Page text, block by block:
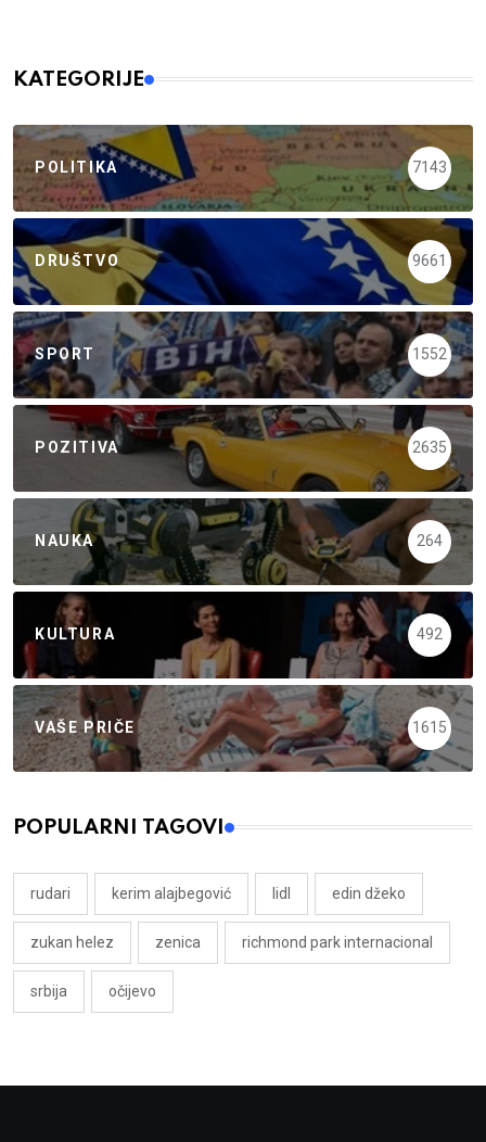
KATEGORIJE
POLITIKA 7143
DRUŠTVO 9661
SPORT 1552
POZITIVA 2635
NAUKA 264
KULTURA 492
VAŠE PRIČE 1615
POPULARNI TAGOVI
rudari kerim alajbegović lidl edin džeko
zukan helez zenica richmond park internacional
srbija očijevo